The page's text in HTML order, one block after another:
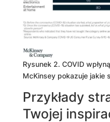
Rysunek 2. COVID
McKinsey pokazuje jakie
Przykłady
Twojej